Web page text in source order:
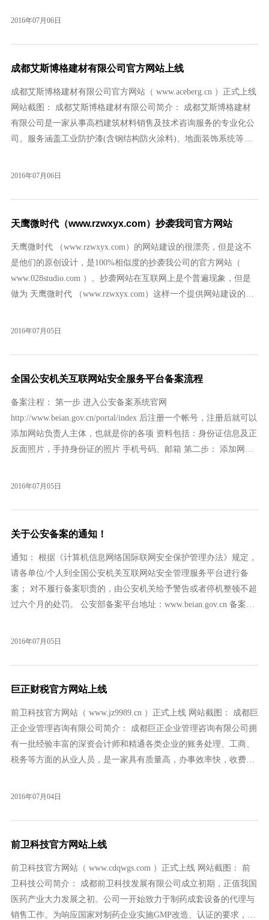
费可以搞。 提醒：这一类客户最好推掉，给他来一句：那你就找你
思可能是叫我们全部照搬，然后压价，理由是：你们没有设计嘛，
你的价值已经从开始便被打了折
2016年07月06日
成都艾斯博格建材有限公司官方网站上线
成都艾斯博格建材有限公司官方网站（ www.aceberg.cn ）正式上线
网站截图： 成都艾斯博格建材有限公司简介： 成都艾斯博格建材
有限公司是一家从事高档建筑材料销售及技术咨询服务的专业化公
司。服务涵盖工业防护漆(含钢结构防火涂料)、地面装饰系统等领
团、西卡集团、德国诺拉等世界知名企业的授权经销商资格。我们
2016年07月06日
天鹰微时代（www.rzwxyx.com）抄袭我司官方网站
天鹰微时代 （www.rzwxyx.com）的网站建设的很漂亮，但是这不
是他们的原创设计，是100%相似度的抄袭我公司的官方网站（
www.028studio.com ）。抄袭网站在互联网上是个普遍现象，但是
做为 天鹰微时代 （www.rzwxyx.com）这样一个提供网站建设的机
供的网站建设服务创新的程度，对其恶劣的网站抄袭行为，我公司
代 （www.rzwxyx.com）的抄袭证据如下：
2016年07月05日
全国公安机关互联网站安全服务平台备案流程
备案注程： 第一步 进入公安备案系统官网
http://www.beian.gov.cn/portal/index 后注册一个帐号，注册后就可以
添加网站负责人主体，也就是你的各项 资料包括：身份证信息及正
反面照片，手持身份证的照片 手机号码、邮箱 第二步： 添加网站
三步： 新办网站申请和（已办网站认领，网站信息变更，网站注销
案过程中需要填写主机IP地址可以通过ping来获取，如有不清楚可
以提交工单或咨询在线客服。 ping命令使用方
2016年07月05日
关于公安备案的通知！
通知： 根据《计算机信息网络国际联网安全保护管理办法》规定，
请各单位/个人到全国公安机关互联网站安全管理服务平台进行备
案； 对不履行备案职责的，由公安机关给予警告或者停机整顿不超
过六个月的处罚。 公安部备案平台地址：www.beian.gov.cn 备案流
简单，完全可自行办理！） 如需我方代为办理，我方将收取代理费
支队 西部数码 028 2016-07-05
2016年07月05日
巨正财税官方网站上线
前卫科技官方网站（ www.jz9989.cn ）正式上线 网站截图： 成都巨
正企业管理咨询有限公司简介： 成都巨正企业管理咨询有限公司拥
有一批经验丰富的深资会计师和精通各类企业的账务处理、工商、
税务等方面的从业人员，是一家具有质量高，办事效率快，收费合
益求卓越。我公司将竭诚为您提供以下服务：代办营业执照一条龙
验资、增资、评估、变更、年审、注销、设立分支机构、申请一般
纳税人、申请进出口权、免抵退税
2016年07月04日
前卫科技官方网站上线
前卫科技官方网站（ www.cdqwgs.com ）正式上线 网站截图： 前
卫科技公司简介： 成都前卫科技发展有限公司成立初期，正值我国
医药产业大力发展之初。公司一开始致力于制药成套设备的代理与
销售工作。为响应国家对制药企业实施GMP改造、认证的要求，业